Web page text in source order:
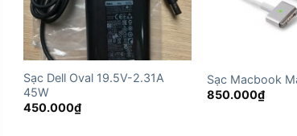
Sạc Dell Oval 19.5V-2.31A
45W
450.000₫
Sạc Macbook
850.000₫